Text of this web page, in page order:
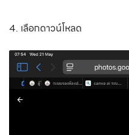
4. เลือกดาวน์โหลด